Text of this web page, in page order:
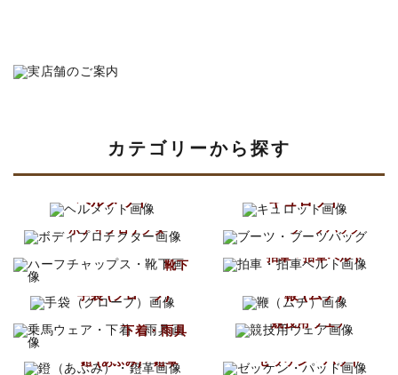
プライバシーポリシー
特定商取引法について
ACCOUNT MENU
ようこそ ゲスト 様
カテゴリーから探す
ヘルメット キュロット
ボディプロテクター
ブーツ
ブーツバッグ
靴下
拍車・拍車ベルト
手袋 (グローブ) 鞭 (ムチ)
下着・雨具
競技用ウェア
鐙 (あぶみ)・鐙革 ゼッケン・パッド